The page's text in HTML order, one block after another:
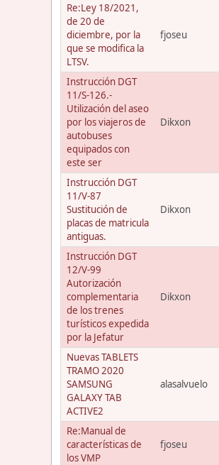
Re:Ley 18/2021,
de 20 de
diciembre, por la
que se modifica la
LTSV.
fjoseu
Instrucción DGT
11/S-126.-
Utilización del aseo
por los viajeros de
autobuses
equipados con
este ser
Dikxon
Instrucción DGT
11/V-87
Sustitución de
placas de matricula
antiguas.
Dikxon
Instrucción DGT
12/V-99
Autorización
complementaria
de los trenes
turísticos expedida
por la Jefatur
Dikxon
Nuevas TABLETS
TRAMO 2020
SAMSUNG
GALAXY TAB
ACTIVE2
alasalvuelo
Re:Manual de
características de
los VMP
fjoseu